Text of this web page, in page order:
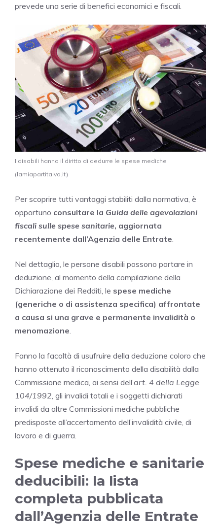
prevede una serie di benefici economici e fiscali.
I disabili hanno il diritto di dedurre le spese mediche
(lamiapartitaiva.it)
Per scoprire tutti vantaggi stabiliti dalla normativa, è
opportuno consultare la Guida delle agevolazioni
fiscali sulle spese sanitarie, aggiornata
recentemente dall’Agenzia delle Entrate.
Nel dettaglio, le persone disabili possono portare in
deduzione, al momento della compilazione della
Dichiarazione dei Redditi, le spese mediche
(generiche o di assistenza specifica) affrontate
a causa si una grave e permanente invalidità o
menomazione.
Fanno la facoltà di usufruire della deduzione coloro che
hanno ottenuto il riconoscimento della disabilità dalla
Commissione medica, ai sensi dell’art. 4 della Legge
104/1992, gli invalidi totali e i soggetti dichiarati
invalidi da altre Commissioni mediche pubbliche
predisposte all’accertamento dell’invalidità civile, di
lavoro e di guerra.
Spese mediche e sanitarie
deducibili: la lista
completa pubblicata
dall’Agenzia delle Entrate